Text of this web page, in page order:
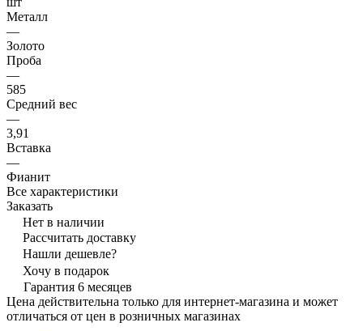
Металл
—
Золото
Проба
—
585
Средний вес
—
3,91
Вставка
—
Фианит
Все характеристики
Заказать
Нет в наличии
Рассчитать доставку
Нашли дешевле?
Хочу в подарок
Гарантия 6 месяцев
Цена действительна только для интернет-магазина и может
отличаться от цен в розничных магазинах